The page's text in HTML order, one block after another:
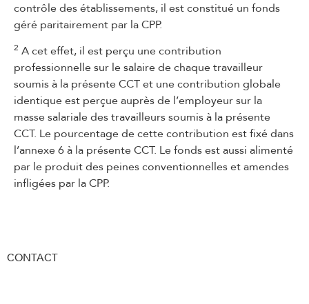
4.3bis Infractions à la CCT
4.4 Devoir de discrétion
4.5 Incompatibilités
4.6 Financement de la Commission paritaire
professionnelle
4.7 Participation des travailleurs
4.8 Liberté d’association et droits syndicaux
contrôle des établissements, il est constitué un fonds
géré paritairement par la CPP.
2 A cet effet, il est perçu une contribution
professionnelle sur le salaire de chaque travailleur
soumis à la présente CCT et une contribution globale
identique est perçue auprès de l’employeur sur la
masse salariale des travailleurs soumis à la présente
CCT. Le pourcentage de cette contribution est fixé dans
l’annexe 6 à la présente CCT. Le fonds est aussi alimenté
par le produit des peines conventionnelles et amendes
infligées par la CPP.
CONTACT